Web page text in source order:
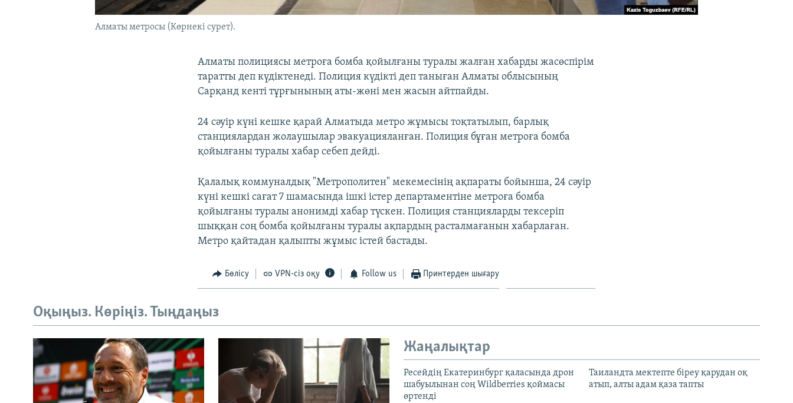
Алматы метросы (Көрнекі сурет).
Алматы полициясы метроға бомба қойылғаны туралы жалған хабарды жасөспірім
таратты деп күдіктенеді. Полиция күдікті деп таныған Алматы облысының
Сарқанд кенті тұрғынының аты-жөні мен жасын айтпайды.
24 сәуір күні кешке қарай Алматыда метро жұмысы тоқтатылып, барлық
станциялардан жолаушылар эвакуацияланған. Полиция бұған метроға бомба
қойылғаны туралы хабар себеп дейді.
Қалалық коммуналдық "Метрополитен" мекемесінің ақпараты бойынша, 24 сәуір
күні кешкі сағат 7 шамасында ішкі істер департаментіне метроға бомба
қойылғаны туралы анонимді хабар түскен. Полиция станцияларды тексеріп
шыққан соң бомба қойылғаны туралы ақпардың расталмағанын хабарлаған.
Метро қайтадан қалыпты жұмыс істей бастады.
Бөлісу VPN-сіз оқу Follow us Принтерден шығару
Оқыңыз. Көріңіз. Тыңдаңыз
Жаңалықтар
Ресейдің Екатеринбург қаласында дрон
шабуылынан соң Wildberries қоймасы
өртенді
Таиландта мектепте біреу қарудан оқ
атып, алты адам қаза тапты